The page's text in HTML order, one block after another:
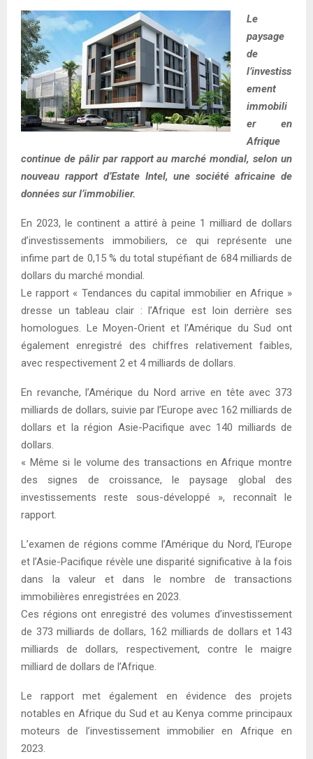
Le
paysage
de
l’investiss
ement
immobili
er en
Afrique
continue de pâlir par rapport au marché mondial, selon un
nouveau rapport d’Estate Intel, une société africaine de
données sur l’immobilier.
En 2023, le continent a attiré à peine 1 milliard de dollars
d’investissements immobiliers, ce qui représente une
infime part de 0,15 % du total stupéfiant de 684 milliards de
dollars du marché mondial.
Le rapport « Tendances du capital immobilier en Afrique »
dresse un tableau clair : l’Afrique est loin derrière ses
homologues. Le Moyen-Orient et l’Amérique du Sud ont
également enregistré des chiffres relativement faibles,
avec respectivement 2 et 4 milliards de dollars.
En revanche, l’Amérique du Nord arrive en tête avec 373
milliards de dollars, suivie par l’Europe avec 162 milliards de
dollars et la région Asie-Pacifique avec 140 milliards de
dollars.
« Même si le volume des transactions en Afrique montre
des signes de croissance, le paysage global des
investissements reste sous-développé », reconnaît le
rapport.
L’examen de régions comme l’Amérique du Nord, l’Europe
et l’Asie-Pacifique révèle une disparité significative à la fois
dans la valeur et dans le nombre de transactions
immobilières enregistrées en 2023.
Ces régions ont enregistré des volumes d’investissement
de 373 milliards de dollars, 162 milliards de dollars et 143
milliards de dollars, respectivement, contre le maigre
milliard de dollars de l’Afrique.
Le rapport met également en évidence des projets
notables en Afrique du Sud et au Kenya comme principaux
moteurs de l’investissement immobilier en Afrique en
2023.